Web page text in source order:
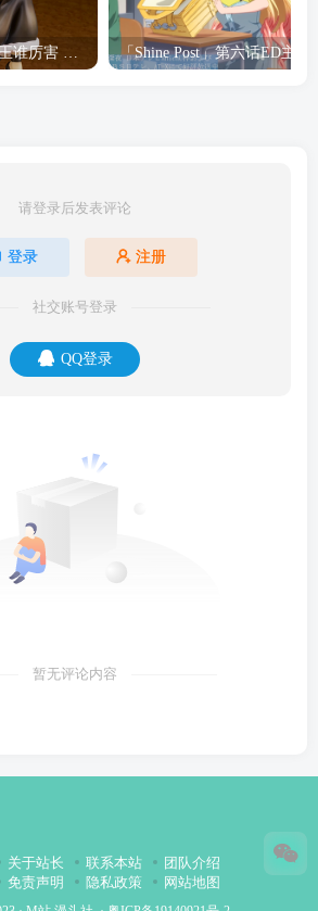
请登录后发表评论
登录 注册
社交账号登录
QQ登录
暂无评论内容
关于站长 联系本站
团队介绍
免责声明 隐私政策 网站地图